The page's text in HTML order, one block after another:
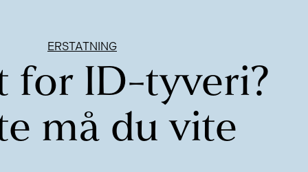
ERSTATNING
for ID-tyveri?
må du vite